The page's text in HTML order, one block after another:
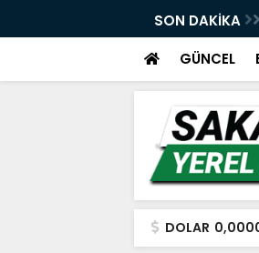
SON DAKİKA
ve spor yatırımlarını hayata
GÜNCEL
DOLAR